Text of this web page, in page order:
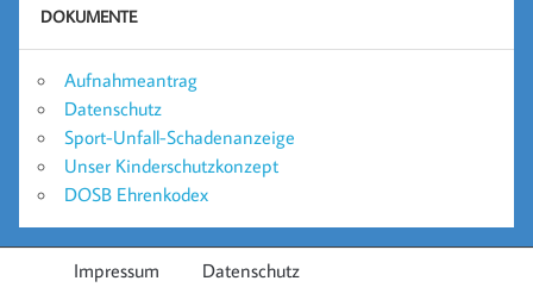
DOKUMENTE
Aufnahmeantrag
Datenschutz
Sport-Unfall-Schadenanzeige
Unser Kinderschutzkonzept
DOSB Ehrenkodex
Impressum
Datenschutz